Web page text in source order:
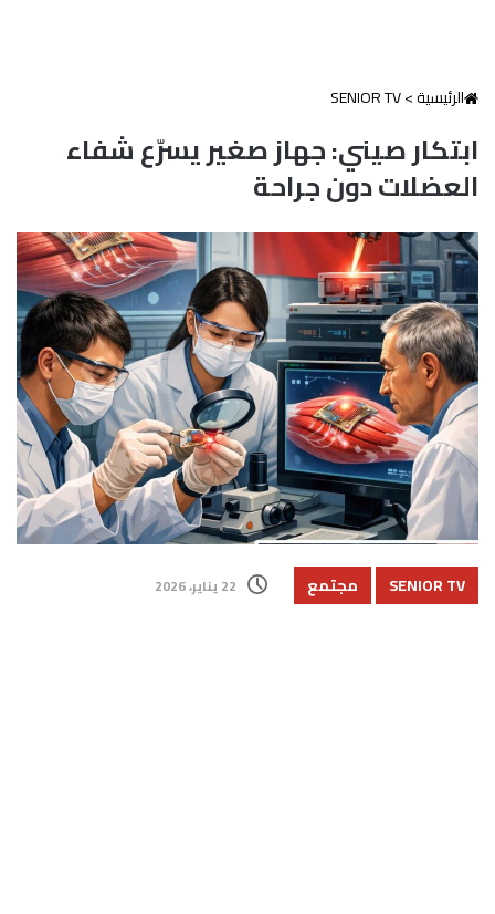
الرئيسية>
SENIOR TV
ابتكار صيني: جهاز صغير يسرّع شفاء
العضلات دون جراحة
SENIOR TV مجتمع 22 يناير، 2026